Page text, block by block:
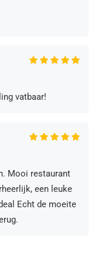
vatbaar!
Mooi restaurant
een leuke
Echt de moeite